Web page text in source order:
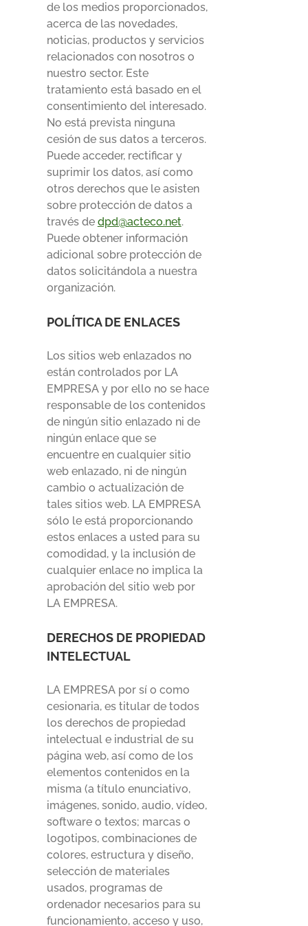
de los medios proporcionados,
acerca de las novedades,
noticias, productos y servicios
relacionados con nosotros o
nuestro sector. Este
tratamiento está basado en el
consentimiento del interesado.
No está prevista ninguna
cesión de sus datos a terceros.
Puede acceder, rectificar y
suprimir los datos, así como
otros derechos que le asisten
sobre protección de datos a
través de dpd@acteco.net.
Puede obtener información
adicional sobre protección de
datos solicitándola a nuestra
organización.
POLÍTICA DE ENLACES
Los sitios web enlazados no
están controlados por LA
EMPRESA y por ello no se hace
responsable de los contenidos
de ningún sitio enlazado ni de
ningún enlace que se
encuentre en cualquier sitio
web enlazado, ni de ningún
cambio o actualización de
tales sitios web. LA EMPRESA
sólo le está proporcionando
estos enlaces a usted para su
comodidad, y la inclusión de
cualquier enlace no implica la
aprobación del sitio web por
LA EMPRESA.
DERECHOS DE PROPIEDAD
INTELECTUAL
LA EMPRESA por sí o como
cesionaria, es titular de todos
los derechos de propiedad
intelectual e industrial de su
página web, así como de los
elementos contenidos en la
misma (a título enunciativo,
imágenes, sonido, audio, vídeo,
software o textos; marcas o
logotipos, combinaciones de
colores, estructura y diseño,
selección de materiales
usados, programas de
ordenador necesarios para su
funcionamiento, acceso y uso,